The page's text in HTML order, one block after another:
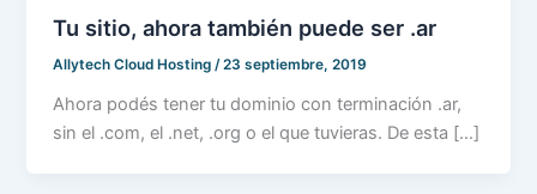
Tu sitio, ahora también puede ser .ar
Allytech Cloud Hosting/23 septiembre, 2019
Ahora podés tener tu dominio con terminación .ar,
sin el .com, el .net, .org o el que tuvieras. De esta […]